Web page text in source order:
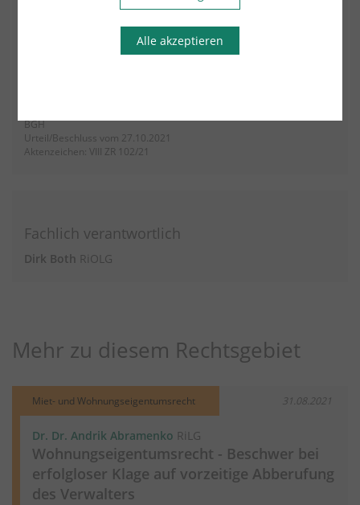
Mehr aus diesem Rechtsgebiet lesen
BGH
Urteil/Beschluss vom 27.10.2021
Aktenzeichen: VIII ZR 102/21
Fachlich verantwortlich
Dirk Both RiOLG
Mehr zu diesem Rechtsgebiet
Miet- und Wohnungseigentumsrecht 31.08.2021
Dr. Dr. Andrik Abramenko RiLG
Wohnungseigentumsrecht - Beschwer bei
erfolgloser Klage auf vorzeitige Abberufung
des Verwalters
Alle akzeptieren